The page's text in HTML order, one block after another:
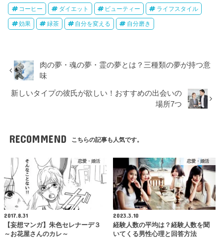
コーヒー ダイエット ビューティー ライフスタイル
効果 緑茶 自分を変える 自分磨き
肉の夢・魂の夢・霊の夢とは？三種類の夢が持つ意
味
新しいタイプの彼氏が欲しい！おすすめの出会いの
場所7つ
RECOMMEND こちらの記事も人気です。
恋愛・婚活
2017.8.31
【妄想マンガ】朱色セレナーデ３
～お花屋さんのカレ～
恋愛・婚活
2023.3.10
経験人数の平均は？経験人数を聞
いてくる男性心理と回答方法